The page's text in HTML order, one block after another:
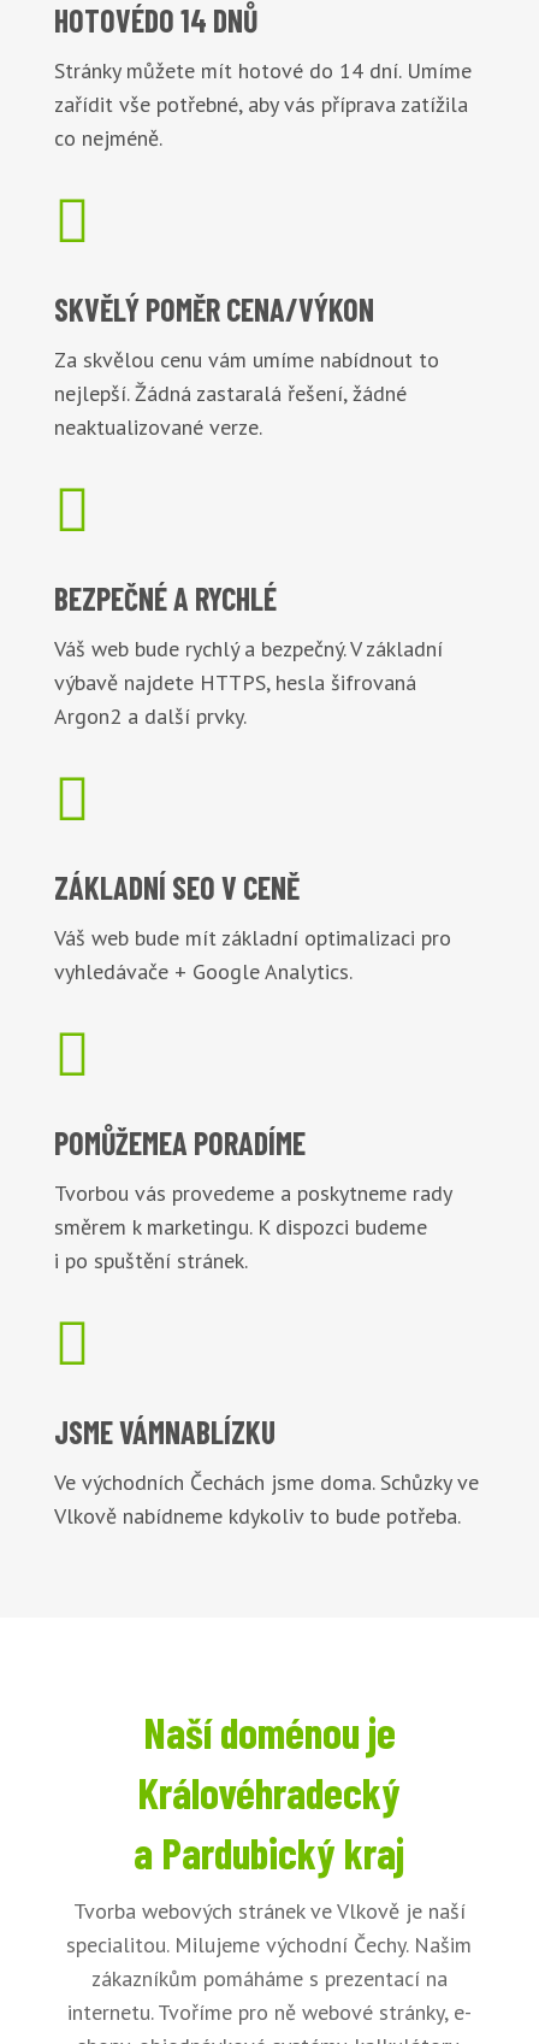
HOTOVÉDO 14 DNŮ
Stránky můžete mít hotové do 14 dní. Umíme
zařídit vše potřebné, aby vás příprava zatížila
co nejméně.

SKVĚLÝ POMĚRCENA/VÝKON
Za skvělou cenu vám umíme nabídnout to
nejlepší. Žádná zastaralá řešení, žádné
neaktualizované verze.

BEZPEČNÉA RYCHLÉ
Váš web bude rychlý a bezpečný. V základní
výbavě najdete HTTPS, hesla šifrovaná
Argon2 a další prvky.

ZÁKLADNÍ SEO V CENĚ
Váš web bude mít základní optimalizaci pro
vyhledávače + Google Analytics.

POMŮŽEMEA PORADÍME
Tvorbou vás provedeme a poskytneme rady
směrem k marketingu. K dispozci budeme
i po spuštění stránek.

JSME VÁMNABLÍZKU
Ve východních Čechách jsme doma. Schůzky ve
Vlkově nabídneme kdykoliv to bude potřeba.
Naší doménou je
Královéhradecký
a Pardubický kraj
Tvorba webových stránek ve Vlkově je naší
specialitou. Milujeme východní Čechy. Našim
zákazníkům pomáháme s prezentací na
internetu. Tvoříme pro ně webové stránky, e-